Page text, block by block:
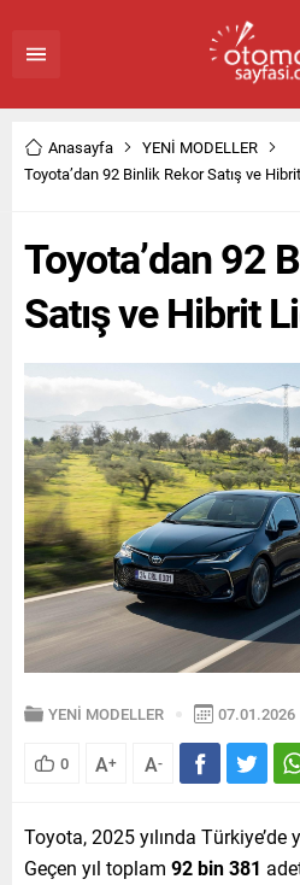
Anasayfa
YENİ MODELLER
Toyota’dan 92 Binlik Rekor Satış ve
Toyota’dan 92
Satış ve Hibrit
YENİ MODELLER 07.01.2026
0 A+ A-
Toyota, 2025 yılında Türkiye’de
Geçen yıl toplam 92 bin 381